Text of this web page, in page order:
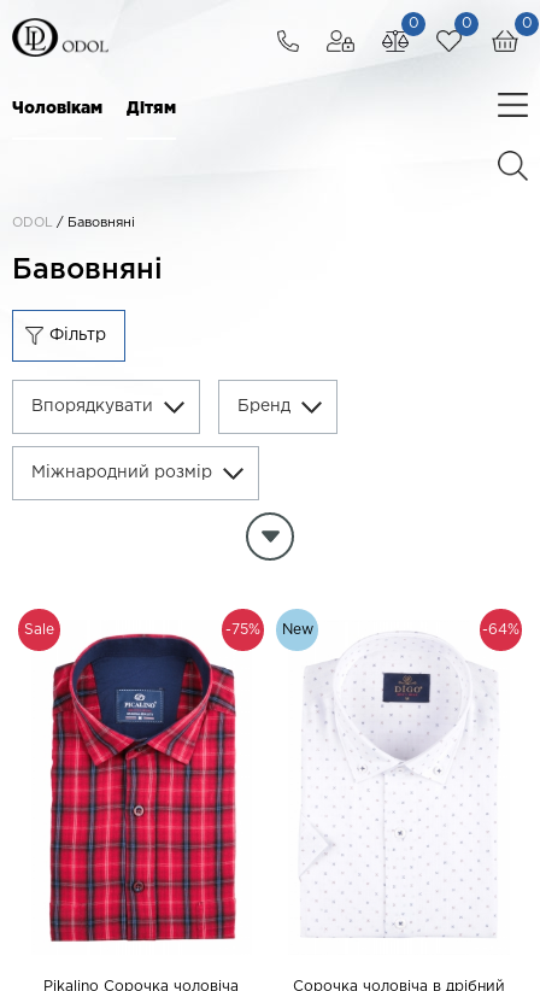
0
0
0
Чоловікам Дітям
ODOL / Бавовняні
Бавовняні
Фільтр
Впорядкувати Бренд
Міжнародний розмір
-75%
Sale
Pikalino Сорочка чоловіча
-64%
New
Сорочка чоловіча в дрібний